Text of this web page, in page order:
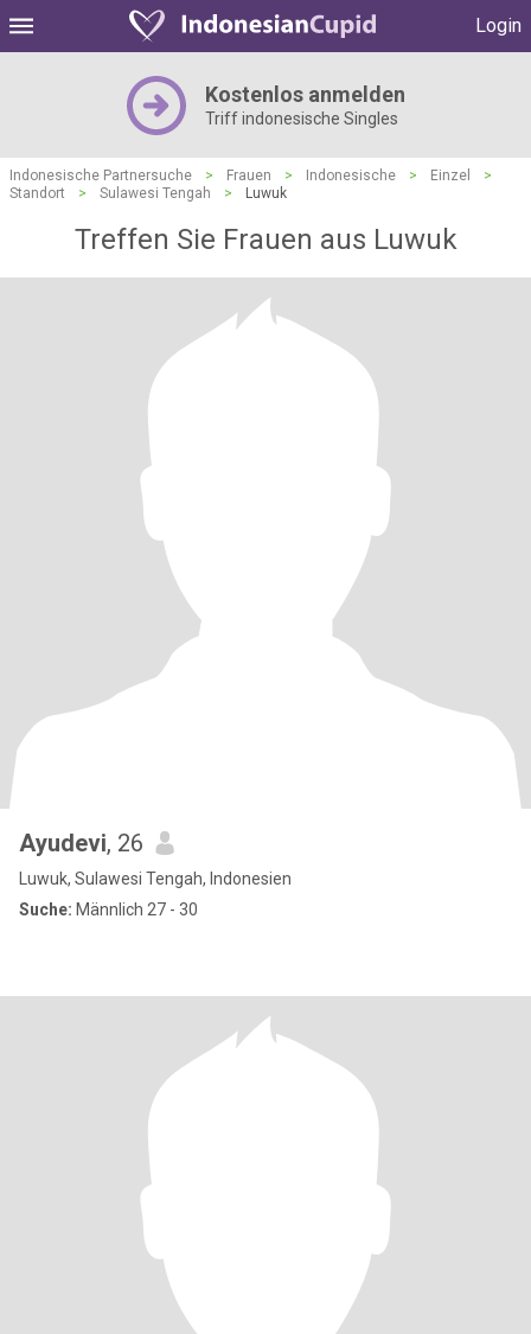
Login
Kostenlos anmelden
Triff indonesische Singles
Indonesische Partnersuche > Frauen > Indonesische > Einzel
>
Standort
> Sulawesi Tengah > Luwuk
Treffen Sie Frauen aus Luwuk
Ayudevi, 26
Luwuk, Sulawesi Tengah, Indonesien
Suche: Männlich 27 - 30